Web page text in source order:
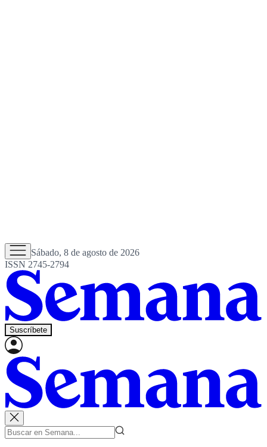
Sábado, 8 de agosto de 2026
ISSN 2745-2794
Suscríbete